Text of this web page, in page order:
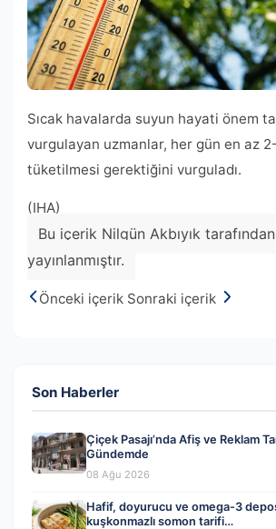
Sıcak havalarda suyun hayati önem
vurgulayan uzmanlar, her gün en az 2-
tüketilmesi gerektiğini vurguladı.
(IHA)
Bu içerik Nilgün Akbıyık tarafından
yayınlanmıştır.
Önceki içerik Sonraki içerik
Son Haberler
Çiçek Pasajı’nda Afiş ve Reklam
Gündemde
08 Ağu 2026
Hafif, doyurucu ve omega-3
kuşkonmazlı somon tarifi…